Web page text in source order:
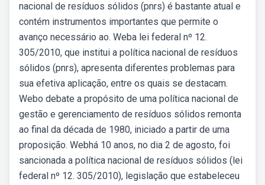
nacional de resíduos sólidos (pnrs) é bastante atual e
contém instrumentos importantes que permite o
avanço necessário ao. Weba lei federal nº 12.
305/2010, que institui a política nacional de resíduos
sólidos (pnrs), apresenta diferentes problemas para
sua efetiva aplicação, entre os quais se destacam.
Webo debate a propósito de uma política nacional de
gestão e gerenciamento de resíduos sólidos remonta
ao final da década de 1980, iniciado a partir de uma
proposição. Webhá 10 anos, no dia 2 de agosto, foi
sancionada a política nacional de resíduos sólidos (lei
federal nº 12. 305/2010), legislação que estabeleceu